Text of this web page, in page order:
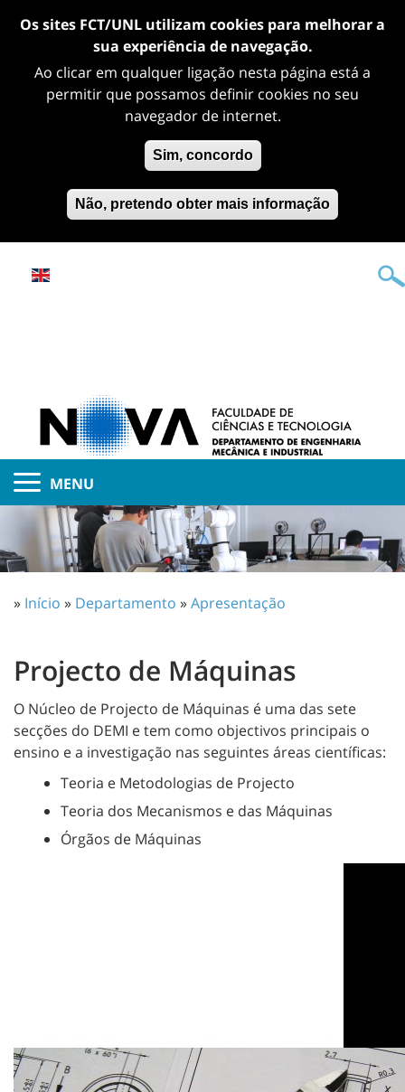
Os sites FCT/UNL utilizam cookies para melhorar a
sua experiência de navegação.
Ao clicar em qualquer ligação nesta página está a
permitir que possamos definir cookies no seu
navegador de internet.
Sim, concordo
Não, pretendo obter mais informação
MENU
» Início » Departamento »Apresentação
Projecto de Máquinas
O Núcleo de Projecto de Máquinas é uma das sete
secções do DEMI e tem como objectivos principais o
ensino e a investigação nas seguintes áreas científicas:
Teoria e Metodologias de Projecto
Teoria dos Mecanismos e das Máquinas
Órgãos de Máquinas